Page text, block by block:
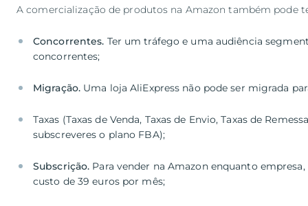
A comercialização de produtos na Amazon também pode
Concorrentes. Ter um tráfego e uma audiência
Migração. Uma loja AliExpress não pode ser migrada
Taxas (Taxas de Venda, Taxas de Envio, Taxas de
subscreveres o plano FBA);
Subscrição. Para vender na Amazon enquanto
custo de 39 euros por mês;